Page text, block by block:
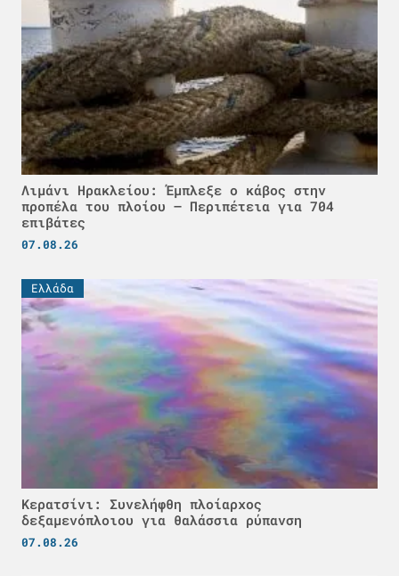
Λιμάνι Ηρακλείου: Έμπλεξε ο κάβος στην
προπέλα του πλοίου – Περιπέτεια για 704
επιβάτες
07.08.26
Ελλάδα
Κερατσίνι: Συνελήφθη πλοίαρχος
δεξαμενόπλοιου για θαλάσσια ρύπανση
07.08.26